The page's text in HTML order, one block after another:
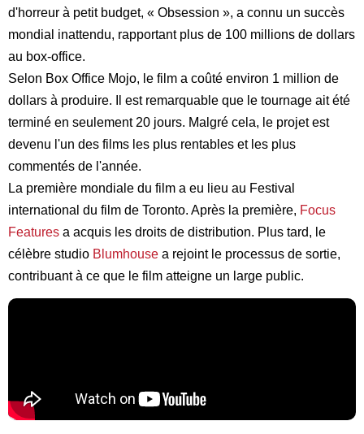
d'horreur à petit budget, « Obsession », a connu un succès
mondial inattendu, rapportant plus de 100 millions de dollars
au box-office.
Selon Box Office Mojo, le film a coûté environ 1 million de
dollars à produire. Il est remarquable que le tournage ait été
terminé en seulement 20 jours. Malgré cela, le projet est
devenu l'un des films les plus rentables et les plus
commentés de l'année.
La première mondiale du film a eu lieu au Festival
international du film de Toronto. Après la première, Focus
Features a acquis les droits de distribution. Plus tard, le
célèbre studio Blumhouse a rejoint le processus de sortie,
contribuant à ce que le film atteigne un large public.